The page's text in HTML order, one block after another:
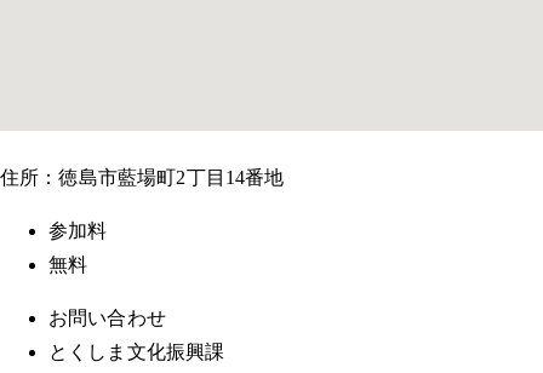
住所：徳島市藍場町2丁目14番地
参加料
無料
お問い合わせ
とくしま文化振興課